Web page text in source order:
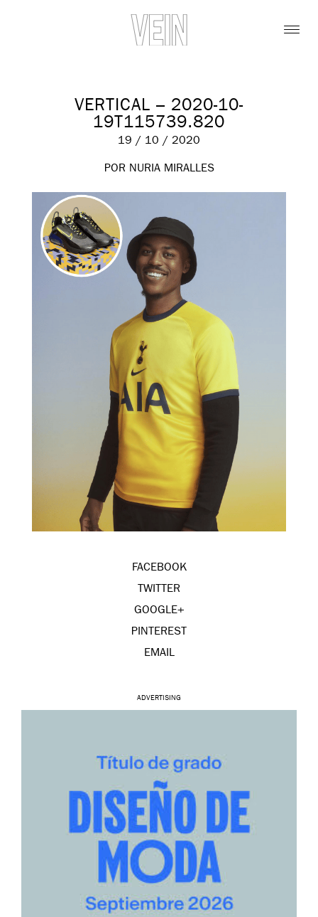
VERTICAL – 2020-10-
19T115739.820
19 / 10 / 2020
POR NURIA MIRALLES
FACEBOOK
TWITTER
GOOGLE+
PINTEREST
EMAIL
ADVERTISING